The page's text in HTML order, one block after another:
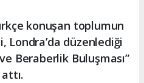
konuşan toplumun
Londra’da düzenlediği
Beraberlik Buluşması”